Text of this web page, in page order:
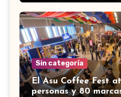
Sin categoría
El Asu Coffee Fest
personas y 80